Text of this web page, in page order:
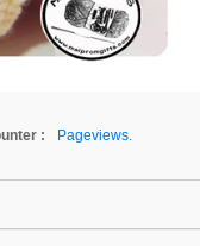
:
Pageviews.